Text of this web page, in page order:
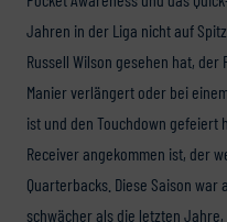
Jahren in der Liga nicht auf
Russell Wilson gesehen hat,
Manier verlängert oder bei
ist und den Touchdown gefeiert
Receiver angekommen ist, der
Quarterbacks. Diese Saison
schwächer als die letzten